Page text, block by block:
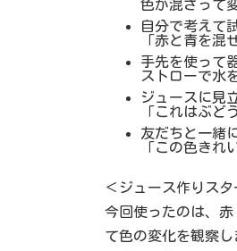
色が混ざって
自分で考えて
「赤と青を混
手先を使って
ストローで水
ジュースに見
「これはぶど
友だちと一緒
「この色きれ
＜ジュース作りスタ
今回使ったのは、
て色の変化を観察し